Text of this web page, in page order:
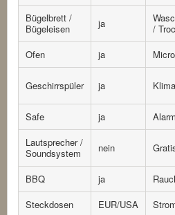
Bügelbrett /
Bügeleisen
ja
/
Ofen ja
Geschirrspüler ja
Safe
ja Alarm
Lautsprecher /
Soundsystem
nein
BBQ ja
Steckdosen
EUR/USA